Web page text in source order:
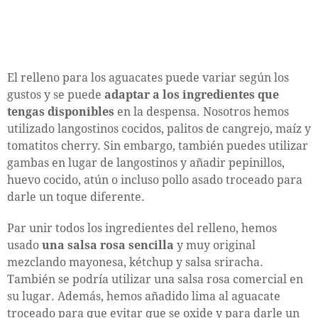
El relleno para los aguacates puede variar según los
gustos y se puede adaptar a los ingredientes que
tengas disponibles en la despensa. Nosotros hemos
utilizado langostinos cocidos, palitos de cangrejo, maíz y
tomatitos cherry. Sin embargo, también puedes utilizar
gambas en lugar de langostinos y añadir pepinillos,
huevo cocido, atún o incluso pollo asado troceado para
darle un toque diferente.
Par unir todos los ingredientes del relleno, hemos
usado una salsa rosa sencilla y muy original
mezclando mayonesa, kétchup y salsa sriracha.
También se podría utilizar una salsa rosa comercial en
su lugar. Además, hemos añadido lima al aguacate
troceado para que evitar que se oxide y para darle un